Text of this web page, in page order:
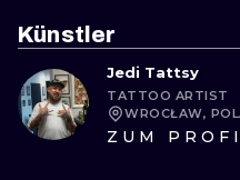
Künstler
Jedi Tattsy
TATTOO ARTIST
WROCŁAW,
ZUM